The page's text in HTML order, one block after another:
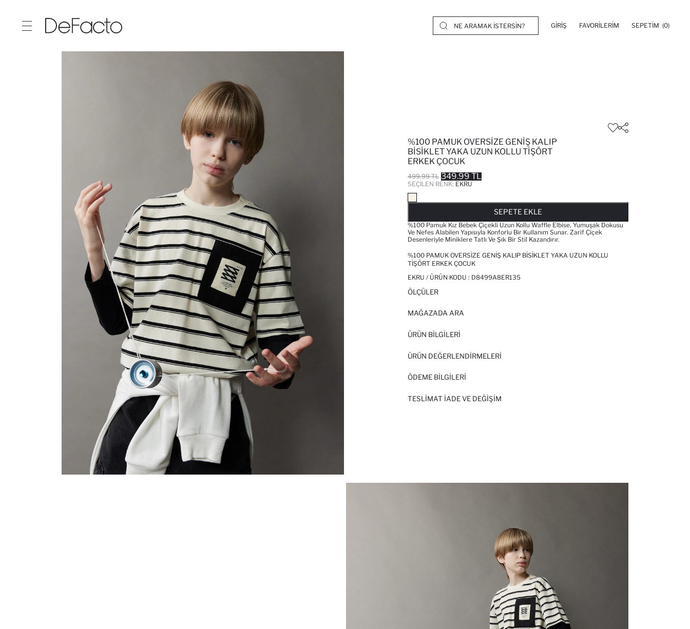
GIRIŞ FAVORILERIM SEPETIM (0)
%100 PAMUK OVERSIZE GENIŞ KALIP
BISIKLET YAKA UZUN KOLLU TIŞÖRT
ERKEK ÇOCUK
499.99 TL 349.99 TL
SEÇILEN RENK: EKRU
SEPETE EKLE
%100 Pamuk Kız Bebek Çiçekli Uzun Kollu Waffle Elbise, Yumuşak Dokusu
Ve Nefes Alabilen Yapısıyla Konforlu Bir Kullanım Sunar. Zarif Çiçek
Desenleriyle Miniklere Tatlı Ve Şık Bir Stil Kazandırır.
%100 PAMUK OVERSIZE GENIŞ KALIP BISIKLET YAKA UZUN KOLLU
TIŞÖRT ERKEK ÇOCUK
EKRU / ÜRÜN KODU : D8499A8ER135
ÖLÇÜLER
MAĞAZADA ARA
ÜRÜN BILGILERI
ÜRÜN DEĞERLENDİRMELERİ
ÖDEME BİLGİLERİ
TESLIMAT İADE VE DEĞIŞIM